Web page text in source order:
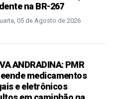
na BR-267
05 de Agosto de 2026
ANDRADINA: PMR
medicamentos
e eletrônicos